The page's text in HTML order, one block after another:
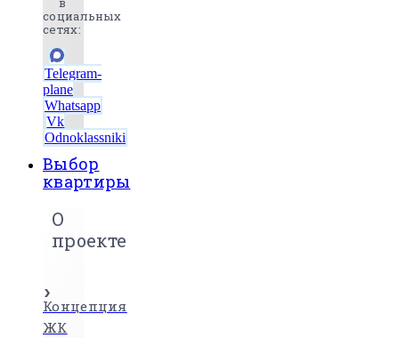
социальных
сетях:
Telegram-
plane
Whatsapp
Vk
Odnoklassniki
Выбор
квартиры
О
проекте
Концепция
ЖК